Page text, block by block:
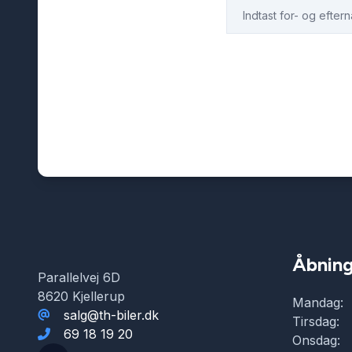
Parallelvej 6D
8620 Kjellerup
salg@th-biler.dk
69 18 19 20
Mandag:
Tirsdag:
Onsdag: